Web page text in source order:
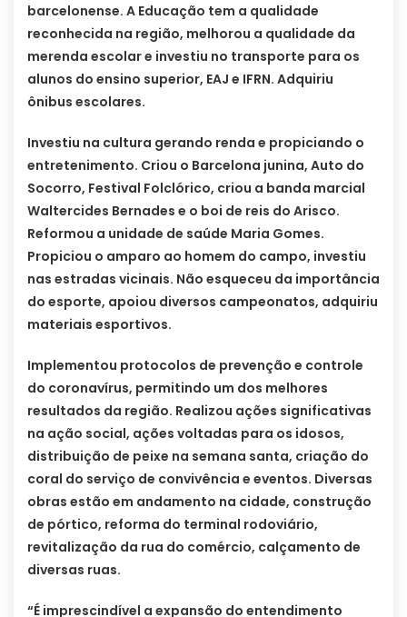
barcelonense. A Educação tem a qualidade
reconhecida na região, melhorou a qualidade da
merenda escolar e investiu no transporte para os
alunos do ensino superior, EAJ e IFRN. Adquiriu
ônibus escolares.
Investiu na cultura gerando renda e propiciando o
entretenimento. Criou o Barcelona junina, Auto do
Socorro, Festival Folclórico, criou a banda marcial
Waltercides Bernades e o boi de reis do Arisco.
Reformou a unidade de saúde Maria Gomes.
Propiciou o amparo ao homem do campo, investiu
nas estradas vicinais. Não esqueceu da importância
do esporte, apoiou diversos campeonatos, adquiriu
materiais esportivos.
Implementou protocolos de prevenção e controle
do coronavírus, permitindo um dos melhores
resultados da região. Realizou ações significativas
na ação social, ações voltadas para os idosos,
distribuição de peixe na semana santa, criação do
coral do serviço de convivência e eventos. Diversas
obras estão em andamento na cidade, construção
de pórtico, reforma do terminal rodoviário,
revitalização da rua do comércio, calçamento de
diversas ruas.
“É imprescindível a expansão do entendimento